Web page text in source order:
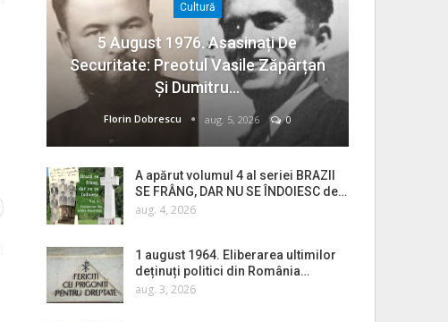
Cultură
5 August 1976. Asasinați De
Securitate: Preotul Vasile Zăpârțan
Și Dumitru…
Florin Dobrescu aug. 5, 2026 0
A apărut volumul 4 al seriei BRAZII
SE FRÂNG, DAR NU SE ÎNDOIESC de…
aug. 4, 2026
1 august 1964. Eliberarea ultimilor
deținuți politici din România…
aug. 3, 2026